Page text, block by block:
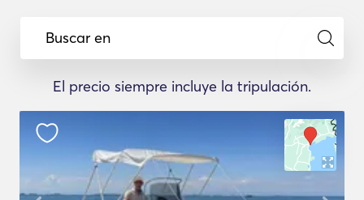
Buscar en
El precio siempre incluye la tripulación.